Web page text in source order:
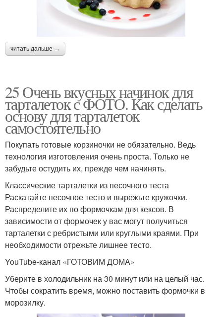
читать дальше →
25 Очень вкусных начинок для
тарталеток с ФОТО. Как сделать
основу для тарталеток
самостоятельно
Покупать готовые корзиночки не обязательно. Ведь
технология изготовления очень проста. Только не
забудьте остудить их, прежде чем начинять.
Классические тарталетки из песочного теста
Раскатайте песочное тесто и вырежьте кружочки.
Распределите их по формочкам для кексов. В
зависимости от формочек у вас могут получиться
тарталетки с ребристыми или круглыми краями. При
необходимости отрежьте лишнее тесто.
YouTube‑канал «ГОТОВИМ ДОМА»
Уберите в холодильник на 30 минут или на целый час.
Чтобы сократить время, можно поставить формочки в
морозилку.